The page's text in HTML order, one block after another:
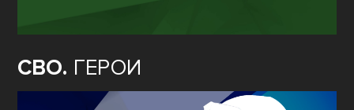
СВО. ГЕРОИ